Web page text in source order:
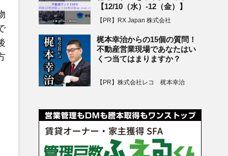
【12/10（水）-12（金）】
【PR】RX Japan 株式会社
梶本幸治からの15個の質問！
不動産営業現場であなたはい
くつ当てはまりますか？
【PR】株式会社レコ 梶本幸治